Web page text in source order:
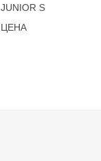
JUNIOR S
ЦЕНА